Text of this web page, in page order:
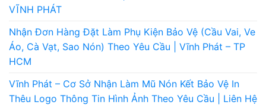
VĨNH PHÁT
Nhận Đơn Hàng Đặt Làm Phụ Kiện Bảo Vệ (Cầu Vai, Ve
Áo, Cà Vạt, Sao Nón) Theo Yêu Cầu | Vĩnh Phát – TP
HCM
Vĩnh Phát – Cơ Sở Nhận Làm Mũ Nón Kết Bảo Vệ In
Thêu Logo Thông Tin Hình Ảnh Theo Yêu Cầu | Liên Hệ